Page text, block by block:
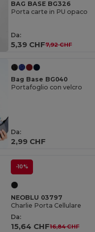
BAG BASE BG326
Porta carte in PU opaco
Da:
5,39 CHF7,92 CHF
Bag Base BG040
Portafoglio con velcro
Da:
2,99 CHF
-10%
NEOBLU 03797
Charlie Porta Cellulare
Da:
15,64 CHF16,84 CHF